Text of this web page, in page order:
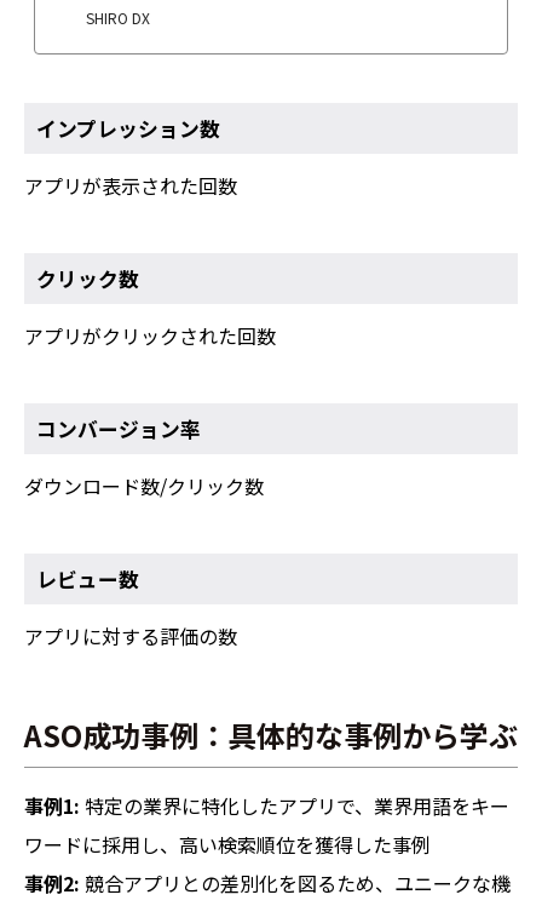
SHIRO DX
インプレッション数
アプリが表示された回数
クリック数
アプリがクリックされた回数
コンバージョン率
ダウンロード数/クリック数
レビュー数
アプリに対する評価の数
ASO成功事例：具体的な事例から学ぶ
事例1: 特定の業界に特化したアプリで、業界用語をキー
ワードに採用し、高い検索順位を獲得した事例
事例2: 競合アプリとの差別化を図るため、ユニークな機